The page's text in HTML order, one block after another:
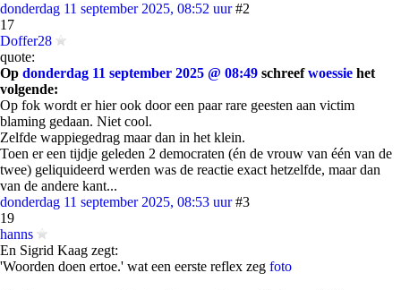
donderdag 11 september 2025, 08:52 uur #2
17
Doffer28
quote:
Op donderdag 11 september 2025 @ 08:49 schreefwoessie het
volgende:
Op fok wordt er hier ook door een paar rare geesten aan victim
blaming gedaan. Niet cool.
Zelfde wappiegedrag maar dan in het klein.
Toen er een tijdje geleden 2 democraten (én de vrouw van één van de
twee) geliquideerd werden was de reactie exact hetzelfde, maar dan
van de andere kant...
donderdag 11 september 2025, 08:53 uur #3
19
hanns
En Sigrid Kaag zegt:
'Woorden doen ertoe.' wat een eerste reflex zeg foto